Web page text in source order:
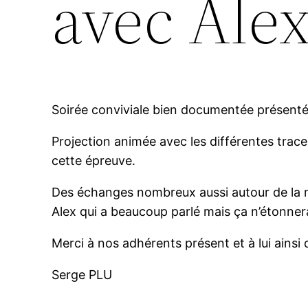
Soirée conviviale bien documentée
Projection animée avec les différentes
cette épreuve.
Des échanges nombreux aussi autour de
Alex qui a beaucoup parlé mais ça
Merci à nos adhérents présent et à lui
Serge PLU